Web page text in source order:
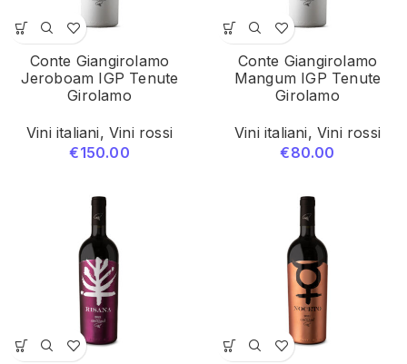
Conte Giangirolamo
Jeroboam IGP Tenute
Girolamo
Vini italiani, Vini rossi
€150.00
Conte Giangirolamo
Mangum IGP Tenute
Girolamo
Vini italiani, Vini rossi
€80.00